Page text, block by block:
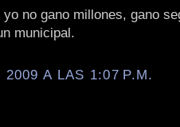
no gano millones, gano
municipal.
A LAS 1:07 P.M.